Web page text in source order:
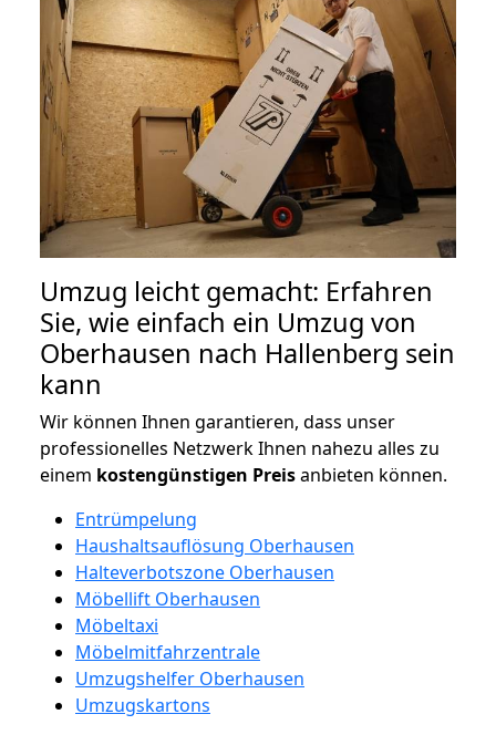
Umzug leicht gemacht: Erfahren
Sie, wie einfach ein Umzug von
Oberhausen nach Hallenberg sein
kann
Wir können Ihnen garantieren, dass unser
professionelles Netzwerk Ihnen nahezu alles zu
einem kostengünstigen Preisanbieten können.
Entrümpelung
Haushaltsauflösung Oberhausen
Halteverbotszone Oberhausen
Möbellift Oberhausen
Möbeltaxi
Möbelmitfahrzentrale
Umzugshelfer Oberhausen
Umzugskartons